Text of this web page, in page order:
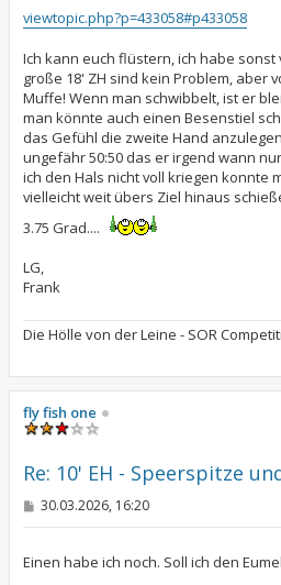
viewtopic.php?p=433058#p433058
Ich kann euch flüstern, ich habe sonst
große 18' ZH sind kein Problem, aber
Muffe! Wenn man schwibbelt, ist er
man könnte auch einen Besenstiel
das Gefühl die zweite Hand
ungefähr 50:50 das er irgend wann
ich den Hals nicht voll kriegen konnte
vielleicht weit übers Ziel hinaus
3.75 Grad....
LG,
Frank
Die Hölle von der Leine - SOR
fly fish one
Re: 10' EH - Speerspitze
B
r
30.03.2026, 16:20
Einen habe ich noch. Soll ich den